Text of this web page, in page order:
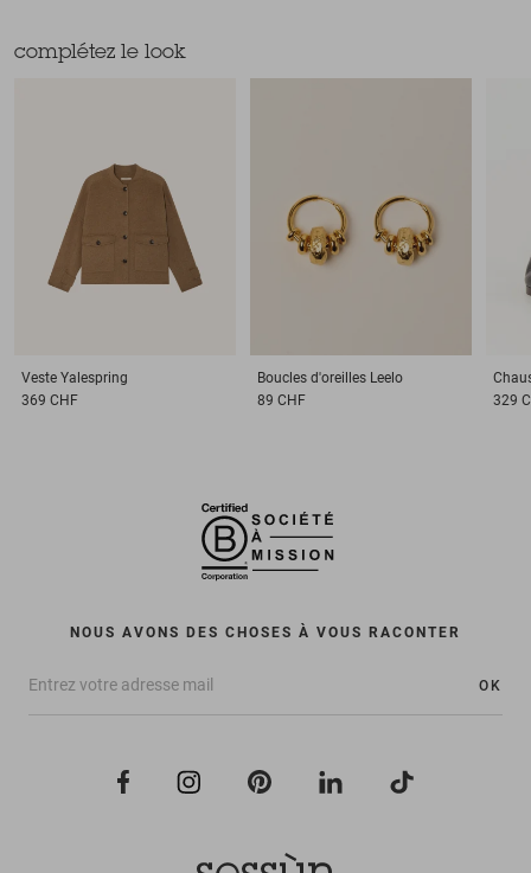
complétez le look
Veste Yalespring
369 CHF
Boucles d'oreilles Leelo
89 CHF
329
NOUS AVONS DES CHOSES À VOUS RACONTER
OK